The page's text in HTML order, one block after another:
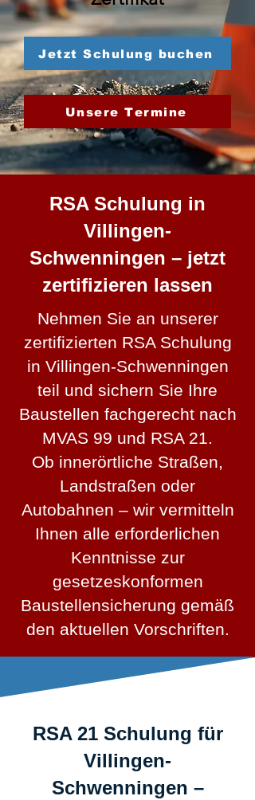
Jetzt Schulung buchen
Unsere Termine
RSA Schulung in
Villingen-
Schwenningen – jetzt
zertifizieren lassen
Nehmen Sie an unserer
zertifizierten RSA Schulung
in Villingen-Schwenningen
teil und sichern Sie Ihre
Baustellen fachgerecht nach
MVAS 99 und RSA 21.
Ob innerörtliche Straßen,
Landstraßen oder
Autobahnen – wir vermitteln
Ihnen alle erforderlichen
Kenntnisse zur
gesetzeskonformen
Baustellensicherung gemäß
den aktuellen Vorschriften.
RSA 21 Schulung für
Villingen-
Schwenningen –